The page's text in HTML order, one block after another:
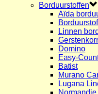
Borduurstoffen
Aïda
Linnen
Domino
Easy-
Batist
Murano
Lugana
Normandie